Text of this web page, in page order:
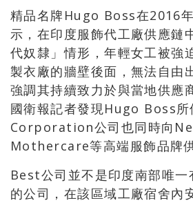
精品名牌Hugo Boss在2016
示，在印度服飾代工廠供應鏈
代奴隸」情形，年輕女工被強
製衣廠的牆壁後面，無法自
強調其持續致力於與當地供應
國衛報記者發現Hugo Boss
Corporation公司也同時向
Mothercare等高端服飾品牌
Best公司並不是印度南部唯一
的公司，在該區域工廠宿舍內